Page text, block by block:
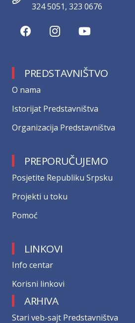
324 5051, 323 0676
PREDSTAVNIŠTVO
О nama
Istorijat Predstavništva
Organizacija Predstavništva
PREPORUČUJEMO
Posjetite Republiku Srpsku
Projekti u toku
Pomoć
LINKOVI
Info centar
Korisni linkovi
ARHIVA
Stari veb-sajt Predstavništva